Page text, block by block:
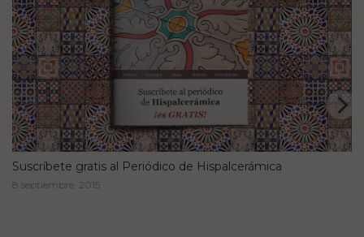
Suscríbete gratis al Periódico de Hispalcerámica
8 septiembre, 2015